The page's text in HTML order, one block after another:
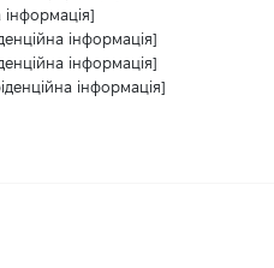
інформація]
інформація]
інформація]
інформація]